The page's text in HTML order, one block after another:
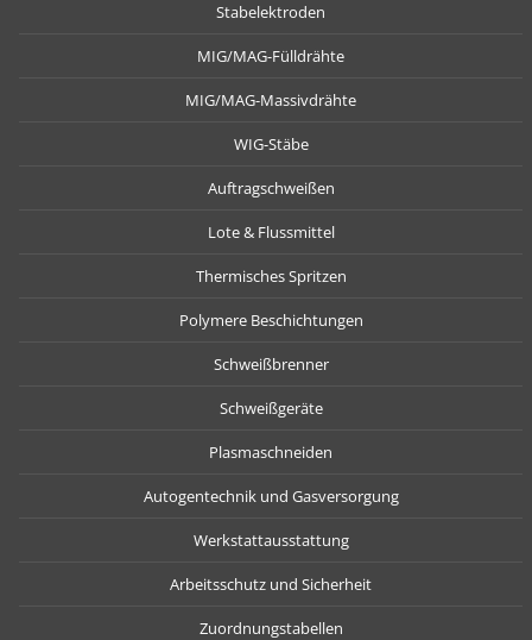
Stabelektroden
MIG/MAG-Fülldrähte
MIG/MAG-Massivdrähte
WIG-Stäbe
Auftragschweißen
Lote & Flussmittel
Thermisches Spritzen
Polymere Beschichtungen
Schweißbrenner
Schweißgeräte
Plasmaschneiden
Autogentechnik und Gasversorgung
Werkstattausstattung
Arbeitsschutz und Sicherheit
Zuordnungstabellen